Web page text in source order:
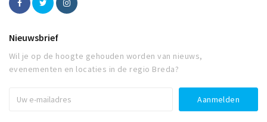
Nieuwsbrief
Wil je op de hoogte gehouden worden van nieuws,
evenementen en locaties in de regio Breda?